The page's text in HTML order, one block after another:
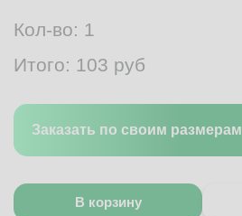
Кол-во: 1
Итого: 103 руб
Заказать по своим размерам
В корзину